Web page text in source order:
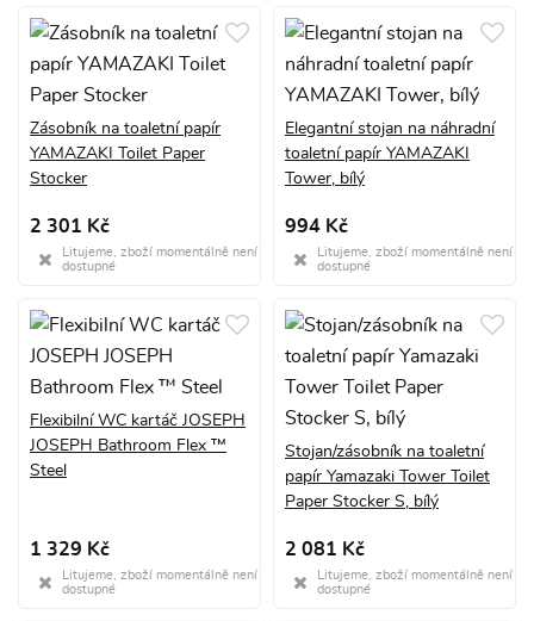
Zásobník na toaletní papír
YAMAZAKI Toilet Paper
Stocker
2 301 Kč
Litujeme, zboží momentálně není
dostupné
Elegantní stojan na náhradní
toaletní papír YAMAZAKI
Tower, bílý
994 Kč
Litujeme, zboží momentálně není
dostupné
Flexibilní WC kartáč JOSEPH
JOSEPH Bathroom Flex ™
Steel
1 329 Kč
Litujeme, zboží momentálně není
dostupné
Stojan/zásobník na toaletní
papír Yamazaki Tower Toilet
Paper Stocker S, bílý
2 081 Kč
Litujeme, zboží momentálně není
dostupné